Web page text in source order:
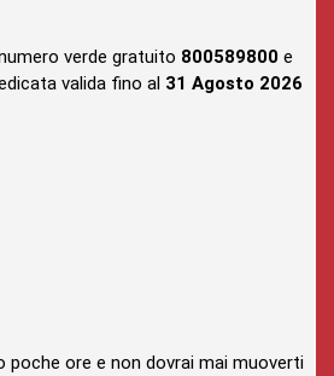
verde gratuito 800589800 e
valida fino al 31 Agosto 2026
ore e non dovrai mai muoverti